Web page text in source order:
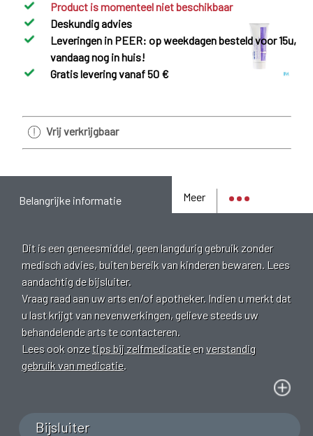
Product is momenteel niet beschikbaar
Deskundig advies
Leveringen in PEER: op weekdagen besteld voor 15u,
vandaag nog in huis!
Gratis levering vanaf 50 €
Vrij verkrijgbaar
Meer
Belangrijke informatie
Dit is een geneesmiddel, geen langdurig gebruik zonder
medisch advies, buiten bereik van kinderen bewaren. Lees
aandachtig de bijsluiter.
Vraag raad aan uw arts en/of apotheker. Indien u merkt dat
u last krijgt van nevenwerkingen, gelieve steeds uw
behandelende arts te contacteren.
Lees ook onzetips bij zelfmedicatieenverstandig
gebruik van medicatie.
Bijsluiter